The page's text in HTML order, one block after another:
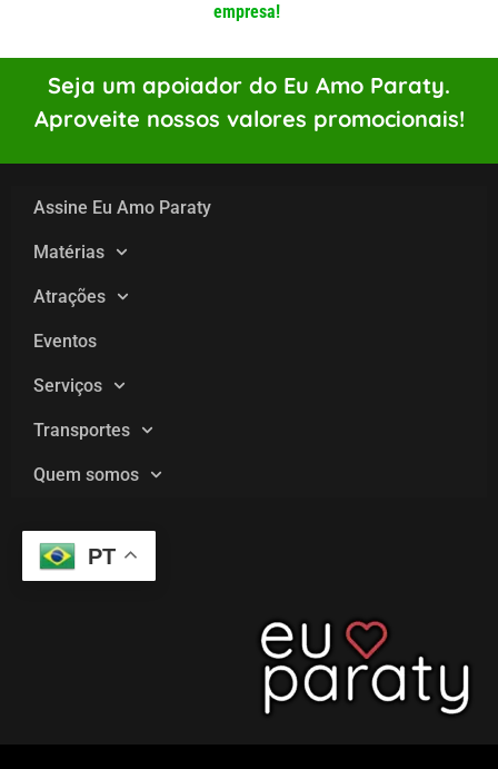
empresa!
Seja um apoiador do Eu Amo Paraty.
Aproveite nossos valores promocionais!
Assine Eu Amo Paraty
Matérias
Atrações
Eventos
Serviços
Transportes
Quem somos
PT